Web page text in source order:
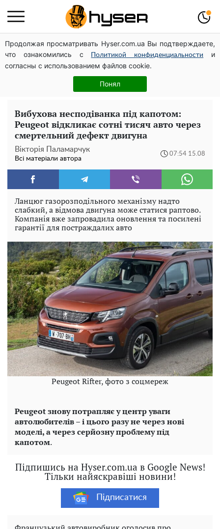
Продолжая просматривать Hyser.com.ua Вы подтверждаете,
что ознакомились с
Политикой конфиденциальности
и
согласны с использованием файлов cookie.
Понял
Весь секрет в одній таблетці аспірину: рецепт хрумкої
та соковитої капусти на зиму. Навіть п'яти банок вам
буде мало
Спробувавши один раз, ви готуватимете це постійно:
рецепт салату з баклажанів з грибами на зиму
Вибухова несподіванка під капотом:
Peugeot відкликає сотні тисяч авто через
смертельний дефект двигуна
Вікторія Паламарчук
Всі матеріали автора
07:54 15.08
Ланцюг газорозподільного механізму надто
слабкий, а відмова двигуна може статися раптово.
Компанія вже запровадила оновлення та посилені
гарантії для постраждалих авто
Peugeot Rifter, фото з соцмереж
Peugeot знову потрапляє у центр уваги
автолюбителів – і цього разу не через нові
моделі, а через серйозну проблему під
капотом.
Підпишись на Hyser.com.ua в Google News!
Тільки найяскравіші новини!
Підписатися